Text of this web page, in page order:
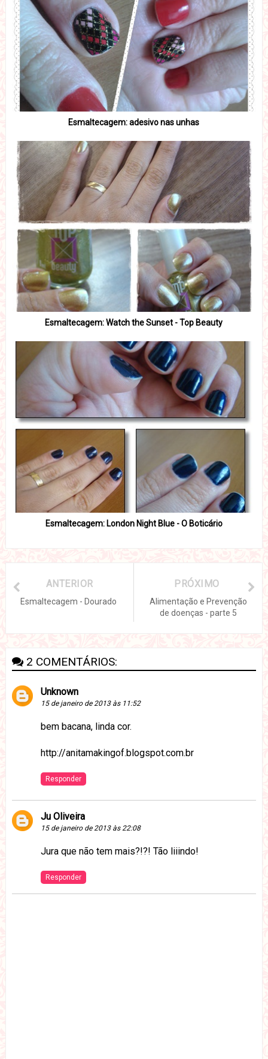
Esmaltecagem: adesivo nas unhas
Esmaltecagem: Watch the Sunset - Top Beauty
Esmaltecagem: London Night Blue - O Boticário
PRÓXIMO
Alimentação e Prevenção
de doenças - parte 5
ANTERIOR
Esmaltecagem - Dourado
2 COMENTÁRIOS:
Unknown
15 de janeiro de 2013 às 11:52
bem bacana, linda cor.
http://anitamakingof.blogspot.com.br
Responder
Ju Oliveira
15 de janeiro de 2013 às 22:08
Jura que não tem mais?!?! Tão liiindo!
Responder